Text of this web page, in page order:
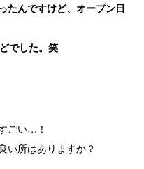
たんですけど、オープン日
でした。笑
ごい…！
い所はありますか？